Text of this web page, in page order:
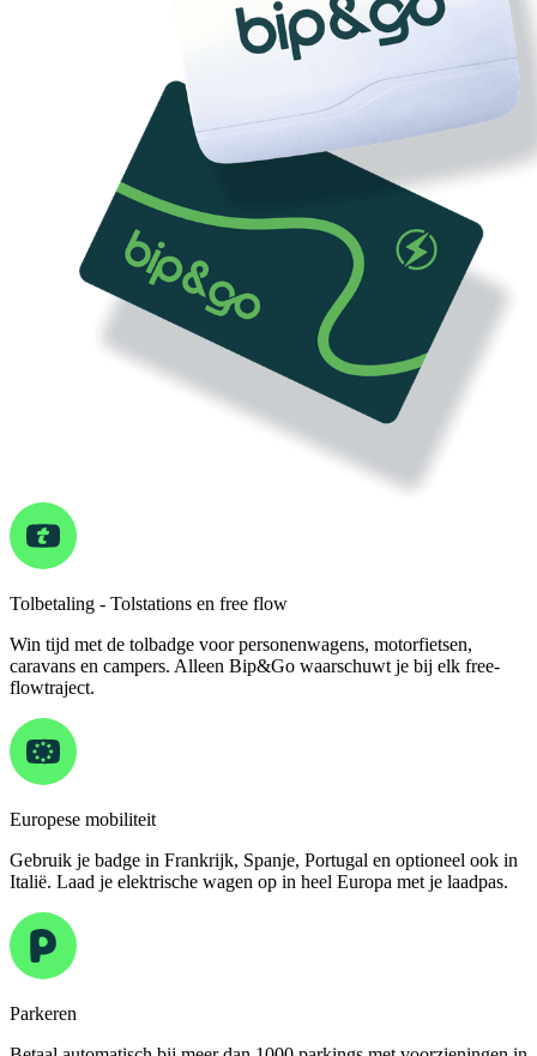
Tolbetaling - Tolstations en free flow
Win tijd met de tolbadge voor personenwagens, motorfietsen,
caravans en campers. Alleen Bip&Go waarschuwt je bij elk free-
flowtraject.
Europese mobiliteit
Gebruik je badge in Frankrijk, Spanje, Portugal en optioneel ook in
Italië. Laad je elektrische wagen op in heel Europa met je laadpas.
Parkeren